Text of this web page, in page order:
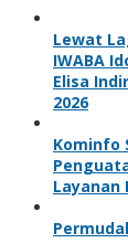
Lewat
IWABA
Elisa
2026
Kominfo